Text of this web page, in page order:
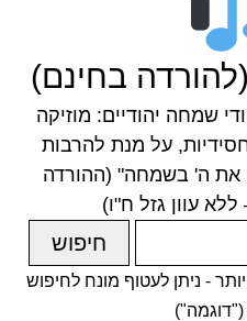
בחינם)
שמחה יהודיים: מוזיקה
על מנת להרבות
את ה' בשמחה" (ההורדה
עוון גזל ח"ו)
- ניתן לעטוף מונח לחיפוש